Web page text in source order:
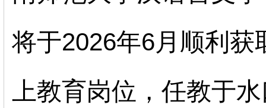
将于2026年6月顺利获
上教育岗位，任教于